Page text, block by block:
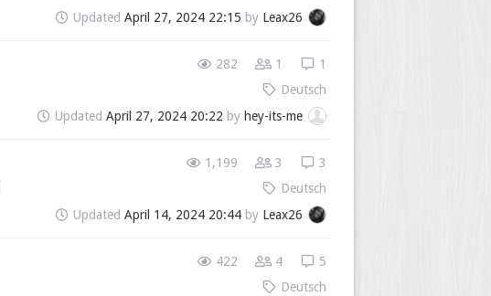
Updated April 27, 2024 22:15 by Leax26
282 1
1
Deutsch
Updated April 27, 2024 20:22 by hey-its-me
1,199 3
3
Deutsch
Updated April 14, 2024 20:44 by Leax26
422 4
5
Deutsch